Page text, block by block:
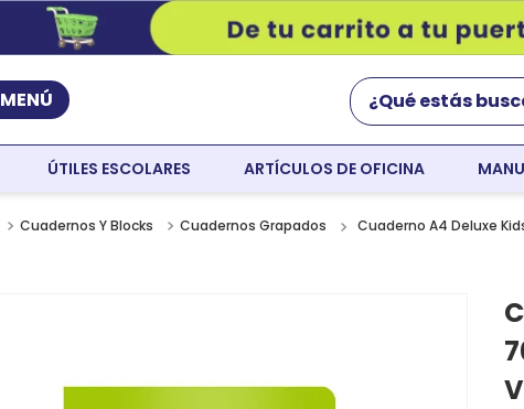
MENÚ
¿Qué estás
ÚTILES ESCOLARES ARTÍCULOS DE OFICINA
Cuadernos Y Blocks Cuadernos Grapados Cuaderno A4 Deluxe
world english